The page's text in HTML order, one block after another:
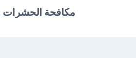
مكافحة الحشرات